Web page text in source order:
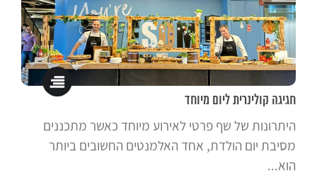
חגיגה קולינרית ליום מיוחד
היתרונות של שף פרטי לאירוע מיוחד כאשר מתכננים
מסיבת יום הולדת, אחד האלמנטים החשובים ביותר
הוא...